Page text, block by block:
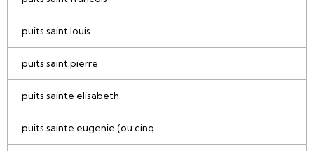
puits saint louis
puits saint pierre
puits sainte elisabeth
puits sainte eugenie (ou cinq